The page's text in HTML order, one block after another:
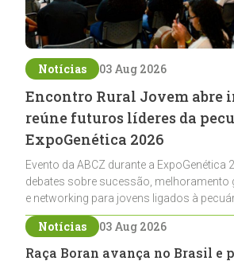
Notícias 03 Aug 2026
Encontro Rural Jovem abre
reúne futuros líderes da
ExpoGenética 2026
Evento da ABCZ durante a ExpoGenética
debates sobre sucessão, melhoramento
e networking para jovens ligados à
Notícias 03 Aug 2026
Raça Boran avança no Brasil e